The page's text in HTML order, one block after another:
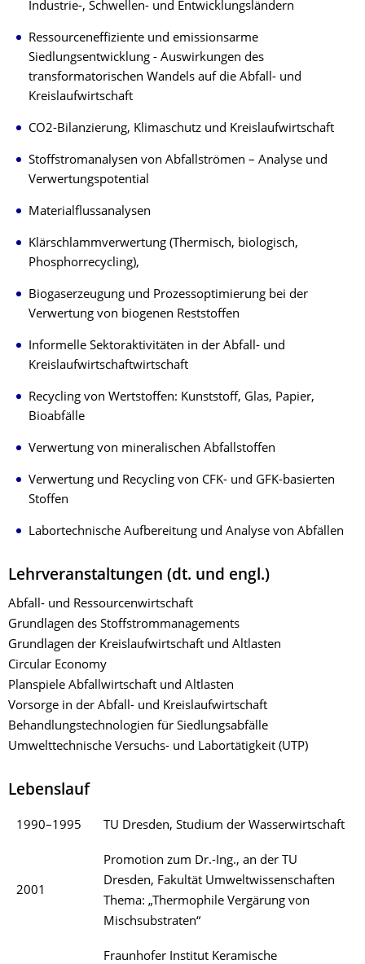
Industrie-, Schwellen- und Entwicklungsländern
Ressourceneffiziente und emissionsarme
Siedlungsentwicklung - Auswirkungen des
transformatorischen Wandels auf die Abfall- und
Kreislaufwirtschaft
CO2-Bilanzierung, Klimaschutz und Kreislaufwirtschaft
Stoffstromanalysen von Abfallströmen – Analyse und
Verwertungspotential
Materialflussanalysen
Klärschlammverwertung (Thermisch, biologisch,
Phosphorrecycling),
Biogaserzeugung und Prozessoptimierung bei der
Verwertung von biogenen Reststoffen
Informelle Sektoraktivitäten in der Abfall- und
Kreislaufwirtschaftwirtschaft
Recycling von Wertstoffen: Kunststoff, Glas, Papier,
Bioabfälle
Verwertung von mineralischen Abfallstoffen
Verwertung und Recycling von CFK- und GFK-basierten
Stoffen
Labortechnische Aufbereitung und Analyse von Abfällen
Lehrveranstaltungen (dt. und engl.)
Abfall- und Ressourcenwirtschaft
Grundlagen des Stoffstrommanagements
Grundlagen der Kreislaufwirtschaft und Altlasten
Circular Economy
Planspiele Abfallwirtschaft und Altlasten
Vorsorge in der Abfall- und Kreislaufwirtschaft
Behandlungstechnologien für Siedlungsabfälle
Umwelttechnische Versuchs- und Labortätigkeit (UTP)
Lebenslauf
1990–1995 TU Dresden, Studium der Wasserwirtschaft
2001
Promotion zum Dr.-Ing., an der TU
Dresden, Fakultät Umweltwissenschaften
Thema: „Thermophile Vergärung von
Mischsubstraten“
Fraunhofer Institut Keramische